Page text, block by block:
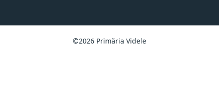
©2026 Primăria Videle